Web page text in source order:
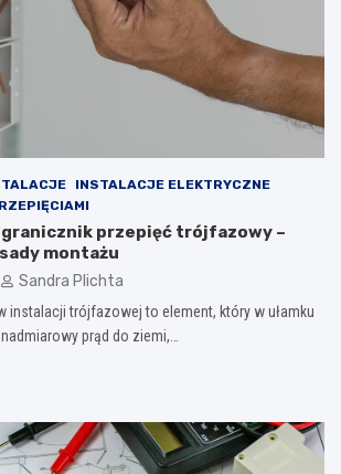
INSTALACJE ELEKTRYCZNE
przepięć trójfazowy –
montażu
Sandra Plichta
instalacji trójfazowej to element, który w ułamku
prąd do ziemi,…